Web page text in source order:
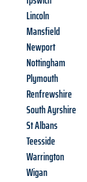
Lincoln
Mansfield
Newport
Nottingham
Plymouth
Renfrewshire
South Ayrshire
St Albans
Teesside
Warrington
Wigan